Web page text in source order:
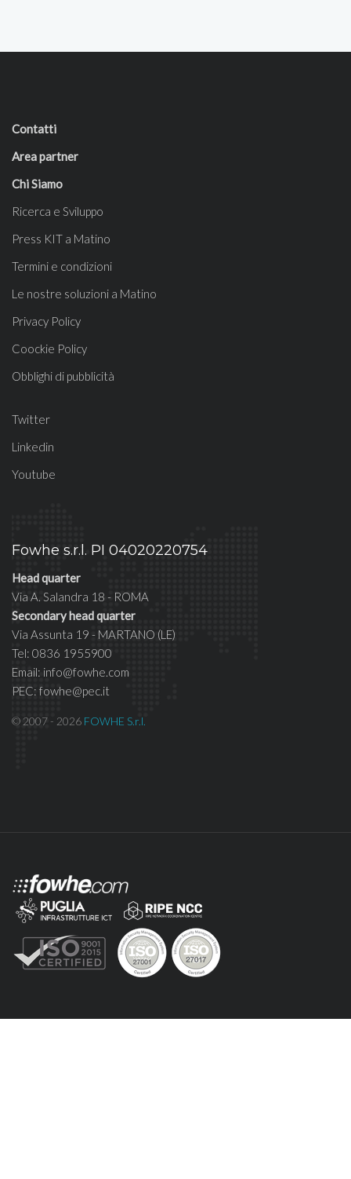
Contatti
Area partner
Chi Siamo
Ricerca e Sviluppo
Press KIT a Matino
Termini e condizioni
Le nostre soluzioni a Matino
Privacy Policy
Coockie Policy
Obblighi di pubblicità
Twitter
Linkedin
Youtube
Fowhe s.r.l. PI 04020220754
Head quarter
Via A. Salandra 18 - ROMA
Secondary head quarter
Via Assunta 19 - MARTANO (LE)
Tel: 0836 1955900
Email: info@fowhe.com
PEC: fowhe@pec.it
© 2007 - 2026 FOWHE S.r.l.